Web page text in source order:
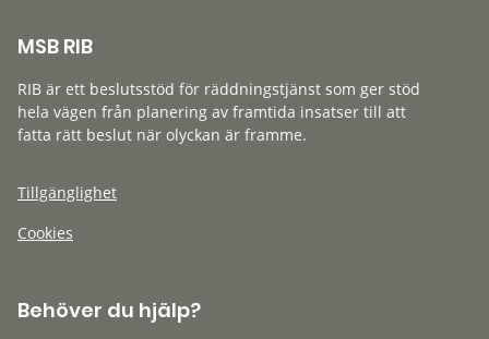
MSB RIB
RIB är ett beslutsstöd för räddningstjänst som ger stöd
hela vägen från planering av framtida insatser till att
fatta rätt beslut när olyckan är framme.
Tillgänglighet
Cookies
Behöver du hjälp?